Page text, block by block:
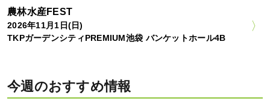
農林水産FEST
2026年11月1日(日)
TKPガーデンシティPREMIUM池袋 バンケットホール4B
今週のおすすめ情報